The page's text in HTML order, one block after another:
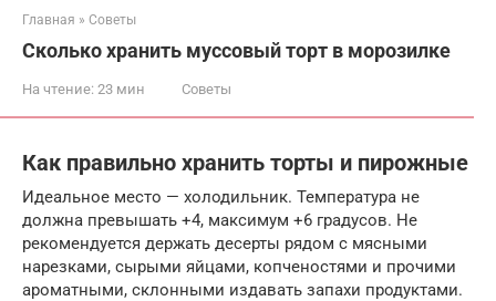
Главная » Советы
Сколько хранить муссовый торт в морозилке
На чтение: 23 мин Советы
Как правильно хранить торты и пирожные
Идеальное место — холодильник. Температура не
должна превышать +4, максимум +6 градусов. Не
рекомендуется держать десерты рядом с мясными
нарезками, сырыми яйцами, копченостями и прочими
ароматными, склонными издавать запахи продуктами.